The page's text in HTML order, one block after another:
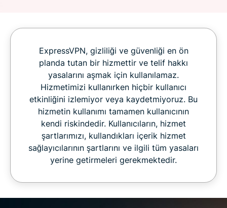
ExpressVPN, gizliliği ve güvenliği en ön
planda tutan bir hizmettir ve telif hakkı
yasalarını aşmak için kullanılamaz.
Hizmetimizi kullanırken hiçbir kullanıcı
etkinliğini izlemiyor veya kaydetmiyoruz. Bu
hizmetin kullanımı tamamen kullanıcının
kendi riskindedir. Kullanıcıların, hizmet
şartlarımızı, kullandıkları içerik hizmet
sağlayıcılarının şartlarını ve ilgili tüm yasaları
yerine getirmeleri gerekmektedir.